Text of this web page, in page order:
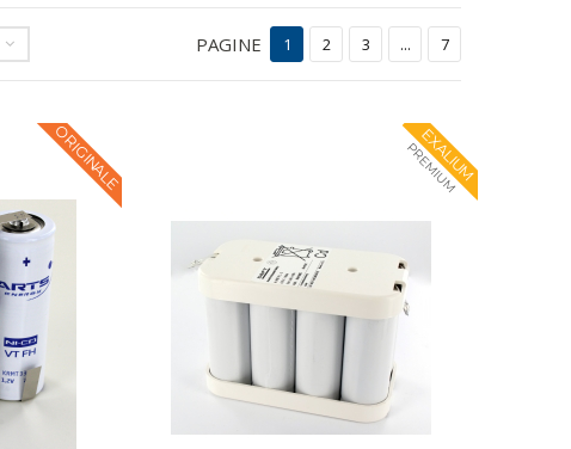
PAGINE 1 2 3 ... 7
ORIGINALE EXALIUM
PREMIUM